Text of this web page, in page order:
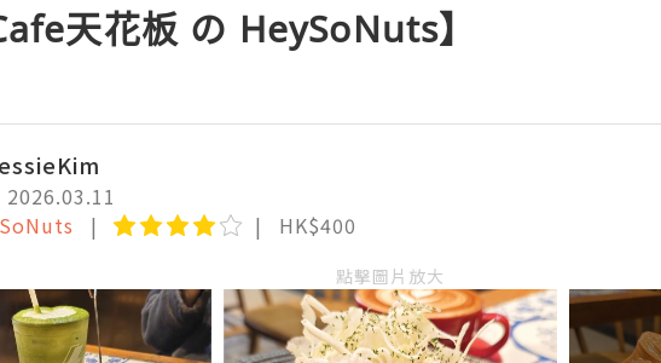
天花板 の HeySoNuts】
2026.03.11
HK$400
點擊圖片放大